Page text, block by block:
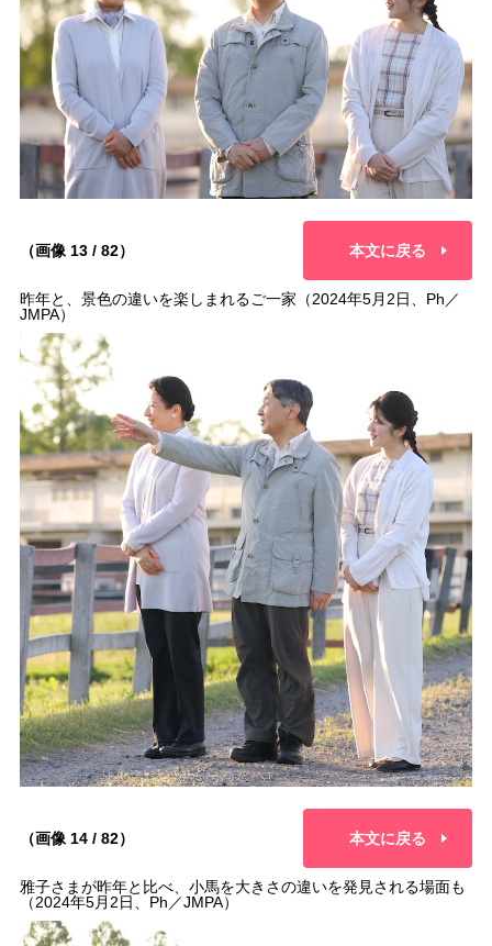
（画像 13 / 82） 本文に戻る
昨年と、景色の違いを楽しまれるご一家（2024年5月2日、Ph／
JMPA）
（画像 14 / 82） 本文に戻る
雅子さまが昨年と比べ、小馬を大きさの違いを発見される場面も
（2024年5月2日、Ph／JMPA）